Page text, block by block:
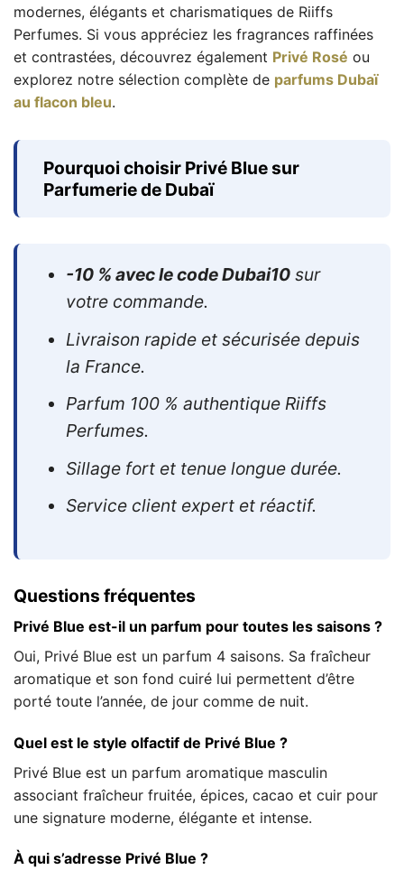
modernes, élégants et charismatiques de Riiffs
Perfumes. Si vous appréciez les fragrances raffinées
et contrastées, découvrez également Privé Rosé ou
explorez notre sélection complète de parfums Dubaï
au flacon bleu.
Pourquoi choisir Privé Blue sur
Parfumerie de Dubaï
-10 % avec le code Dubai10sur
votre commande.
Livraison rapide et sécurisée depuis
la France.
Parfum 100 % authentique Riiffs
Perfumes.
Sillage fort et tenue longue durée.
Service client expert et réactif.
Questions fréquentes
Privé Blue est-il un parfum pour toutes les saisons ?
Oui, Privé Blue est un parfum 4 saisons. Sa fraîcheur
aromatique et son fond cuiré lui permettent d’être
porté toute l’année, de jour comme de nuit.
Quel est le style olfactif de Privé Blue ?
Privé Blue est un parfum aromatique masculin
associant fraîcheur fruitée, épices, cacao et cuir pour
une signature moderne, élégante et intense.
À qui s’adresse Privé Blue ?